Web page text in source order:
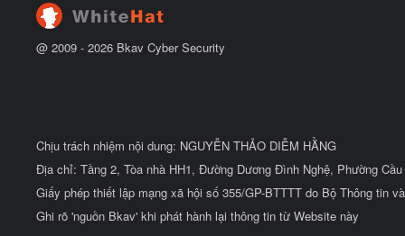
@ 2009 - 2026 Bkav Cyber Security
Chịu trách nhiệm nội dung: NGUYỄN THẢO DIỄM HẰNG
Địa chỉ: Tầng 2, Tòa nhà HH1, Đường Dương Đình Nghệ, Phường
Giấy phép thiết lập mạng xã hội số 355/GP-BTTTT do Bộ Thông tin
Ghi rõ 'nguồn Bkav' khi phát hành lại thông tin từ Website này